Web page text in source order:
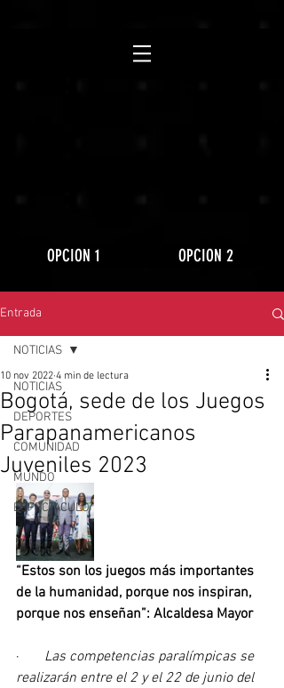
OPCION 1 OPCION 2
Entrada
NOTICIAS
DEPORTES
COMUNIDAD
MUNDO
ESPECTÀCULO
NOTICIAS
Bogotá, sede de los Juegos
Parapanamericanos
Juveniles 2023
10 nov 2022 4 min de lectura
“Estos son los juegos más importantes
de la humanidad, porque nos inspiran,
porque nos enseñan”: Alcaldesa Mayor
· Las competencias paralímpicas se
realizarán entre el 2 y el 22 de junio del